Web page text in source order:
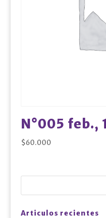
N°005 feb.,
$60.000
Articulos recientes